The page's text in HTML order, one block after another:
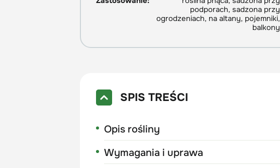
podporach, sadzona przy
ogrodzeniach, na altany, pojemniki,
balkony
SPIS TREŚCI
Opis rośliny
Wymagania i uprawa